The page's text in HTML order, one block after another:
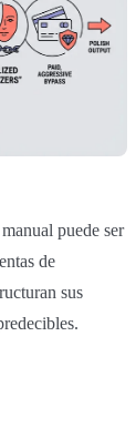
puede ser
de
sus